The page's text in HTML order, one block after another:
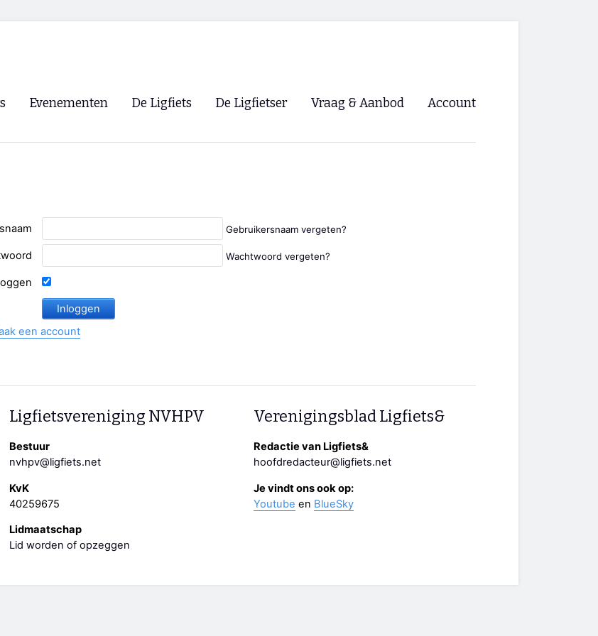
Evenementen
Paastreffen
Oliebollentocht
De Ligfiets De Ligfietser
Lokale Fietsverenigingen
Vraag & Aanbod Account
Gebruikersnaam vergeten?
Wachtwoord vergeten?
een account
Ligfietsvereniging NVHPV
Bestuur
nvhpv@ligfiets.net
KvK
40259675
Lidmaatschap
Lid worden of opzeggen
Verenigingsblad Ligfiets&
Redactie van Ligfiets&
hoofdredacteur@ligfiets.net
Je vindt ons ook op:
Youtube en BlueSky